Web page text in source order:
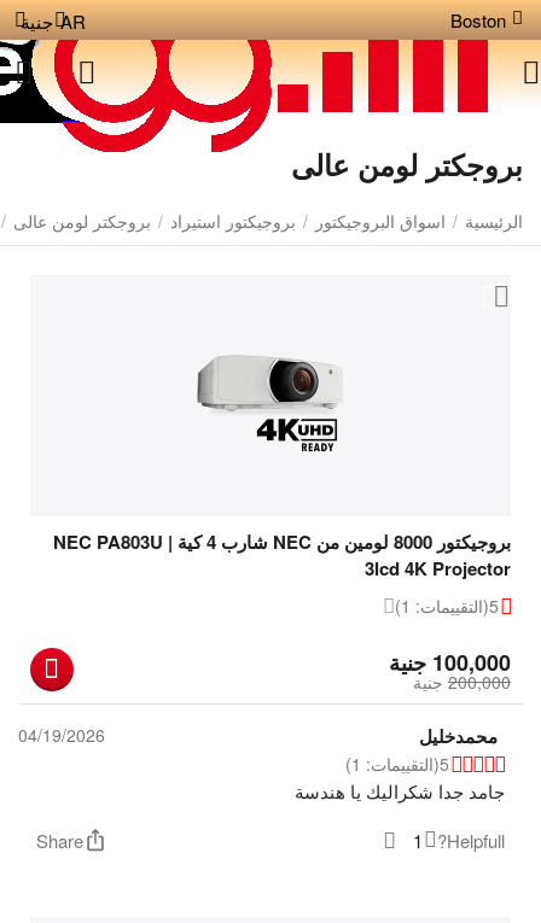
Boston جنية AR
بروجكتر لومن عالى
الرئيسية / اسواق البروجيكتور / بروجيكتور استيراد / بروجكتر لومن عالى /
بروجيكتور 8000 لومين من NEC شارب 4 كية | NEC PA803U
3lcd 4K Projector
5(التقييمات: 1)
جنية 100,000
جنية 200,000
محمدخليل
04/19/2026
5(التقييمات: 1)
جامد جدا شكراليك يا هندسة
Helpfull?
1
Share